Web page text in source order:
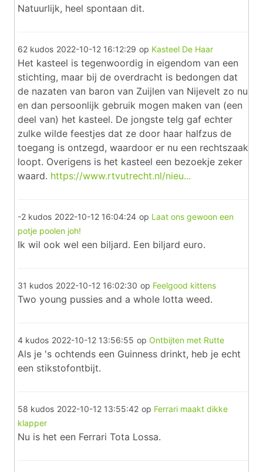
Natuurlijk, heel spontaan dit.
62 kudos 2022-10-12 16:12:29 op Kasteel De Haar
Het kasteel is tegenwoordig in eigendom van een
stichting, maar bij de overdracht is bedongen dat
de nazaten van baron van Zuijlen van Nijevelt zo nu
en dan persoonlijk gebruik mogen maken van (een
deel van) het kasteel. De jongste telg gaf echter
zulke wilde feestjes dat ze door haar halfzus de
toegang is ontzegd, waardoor er nu een rechtszaak
loopt. Overigens is het kasteel een bezoekje zeker
waard. https://www.rtvutrecht.nl/nieu...
-2 kudos 2022-10-12 16:04:24 op Laat ons gewoon een
potje poolen joh!
Ik wil ook wel een biljard. Een biljard euro.
31 kudos 2022-10-12 16:02:30 op Feelgood kittens
Two young pussies and a whole lotta weed.
4 kudos 2022-10-12 13:56:55 op Ontbijten met Rutte
Als je 's ochtends een Guinness drinkt, heb je echt
een stikstofontbijt.
58 kudos 2022-10-12 13:55:42 op Ferrari maakt dikke
klapper
Nu is het een Ferrari Tota Lossa.